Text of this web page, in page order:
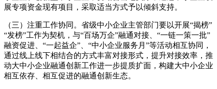
展专项资金现有项目，采取适当方式予以倾斜支持。
（三）注重工作协同。省级中小企业主管部门要以开展“揭榜”
“发榜”工作为契机，与“百场万企”融通对接、“一链一策一批”
融资促进、“一起益企”、“中小企业服务月”等活动相互协同，
通过线上线下相结合的方式丰富对接形式，提升对接效率，推
动大中小企业融通创新工作进一步提质扩面，构建大中小企业
相互依存、相互促进的融通创新生态。